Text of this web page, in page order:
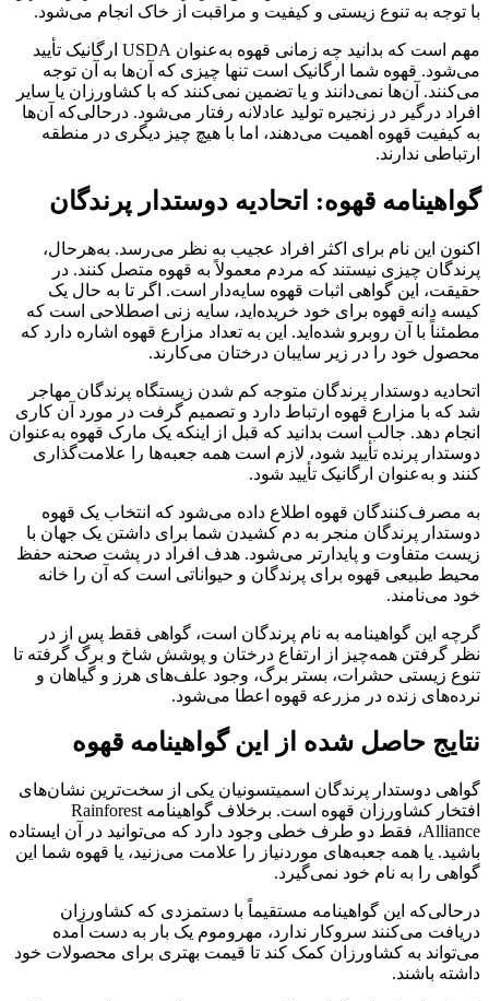
با توجه به تنوع زیستی و کیفیت و مراقبت از خاک انجام می‌شود.
مهم است که بدانید چه زمانی قهوه به‌عنوان USDA ارگانیک تأیید
می‌شود. قهوه شما ارگانیک است تنها چیزی که آن‌ها به آن توجه
می‌کنند. آن‌ها نمی‌دانند و یا تضمین نمی‌کنند كه با كشاورزان یا سایر
افراد درگیر در زنجیره تولید عادلانه رفتار می‌شود. درحالی‌که آن‌ها
به کیفیت قهوه اهمیت می‌دهند، اما با هیچ چیز دیگری در منطقه
ارتباطی ندارند.
گواهینامه قهوه: اتحادیه دوستدار پرندگان
اکنون این نام برای اکثر افراد عجیب به نظر می‌رسد. به‌هرحال،
پرندگان چیزی نیستند که مردم معمولاً به قهوه متصل کنند. در
حقیقت، این گواهی اثبات قهوه سایه‌دار است. اگر تا به حال یک
کیسه دانه قهوه برای خود خریده‌اید، سایه زنی اصطلاحی است که
مطمئناً با آن روبرو شده‌اید. این به تعداد مزارع قهوه اشاره دارد که
محصول خود را در زیر سایبان درختان می‌کارند.
اتحادیه دوستدار پرندگان متوجه کم شدن زیستگاه پرندگان مهاجر
شد که با مزارع قهوه ارتباط دارد و تصمیم گرفت در مورد آن کاری
انجام دهد. جالب است بدانید که قبل از اینکه یک مارک قهوه به‌عنوان
دوستدار پرنده تأیید شود، لازم است همه جعبه‌ها را علامت‌گذاری
کنند و به‌عنوان ارگانیک تأیید شود.
به مصرف‌کنندگان قهوه اطلاع داده می‌شود که انتخاب یک قهوه
دوستدار پرندگان منجر به دم کشیدن شما برای داشتن یک جهان با
زیست متفاوت و پایدارتر می‌شود. هدف افراد در پشت صحنه حفظ
محیط طبیعی قهوه برای پرندگان و حیواناتی است که آن را خانه
خود می‌نامند.
گرچه این گواهینامه به نام پرندگان است، گواهی فقط پس از در
نظر گرفتن همه‌چیز از ارتفاع درختان و پوشش شاخ و برگ گرفته تا
تنوع زیستی حشرات، بستر برگ، وجود علف‌های هرز و گیاهان و
نرده‌های زنده در مزرعه قهوه اعطا می‌شود.
نتایج حاصل شده از این گواهینامه قهوه
گواهی دوستدار پرندگان اسمیتسونیان یکی از سخت‌ترین نشان‌های
افتخار کشاورزان قهوه است. برخلاف گواهینامه Rainforest
Alliance، فقط دو طرف خطی وجود دارد که می‌توانید در آن ایستاده
باشید. یا همه جعبه‌های موردنیاز را علامت می‌زنید، یا قهوه شما این
گواهی را به نام خود نمی‌گیرد.
درحالی‌که این گواهینامه مستقیماً با دستمزدی که کشاورزان
دریافت می‌کنند سروکار ندارد، مهروموم یک بار به دست آمده
می‌تواند به کشاورزان کمک کند تا قیمت بهتری برای محصولات خود
داشته باشند.